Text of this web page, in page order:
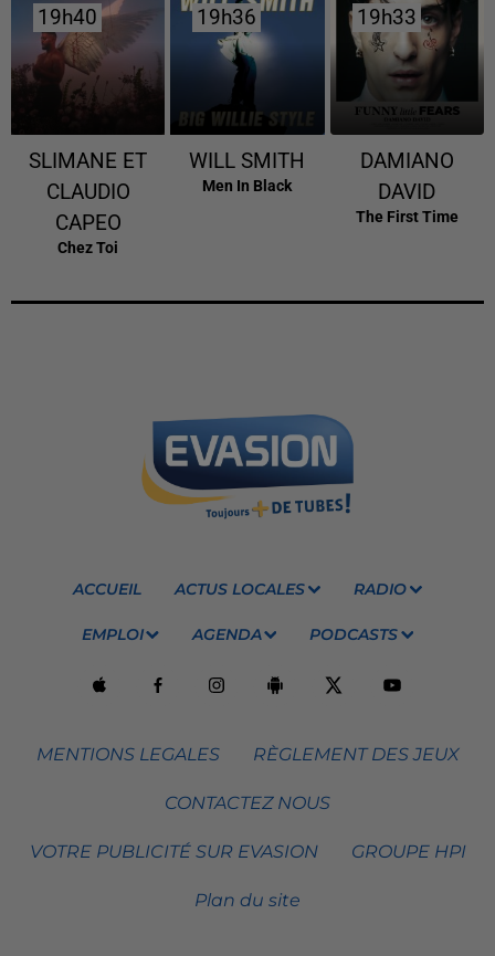
19h40
19h40
SLIMANE ET
CLAUDIO
CAPEO
Chez Toi
19h36
19h36
WILL SMITH
Men In Black
19h33
19h33
DAMIANO
DAVID
The First Time
ACCUEIL ACTUS LOCALES RADIO
EMPLOI AGENDA PODCASTS
MENTIONS LEGALES RÈGLEMENT DES JEUX
CONTACTEZ NOUS
VOTRE PUBLICITÉ SUR EVASION GROUPE HPI
Plan du site